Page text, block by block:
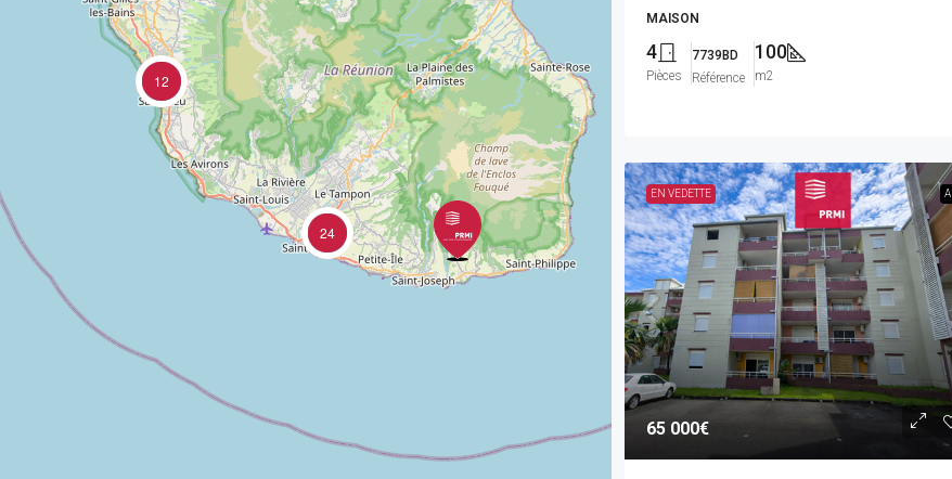
24
12
MAISON
4
Pièces
7739BD
Référence
100
m2
EN VEDETTE
65 000€